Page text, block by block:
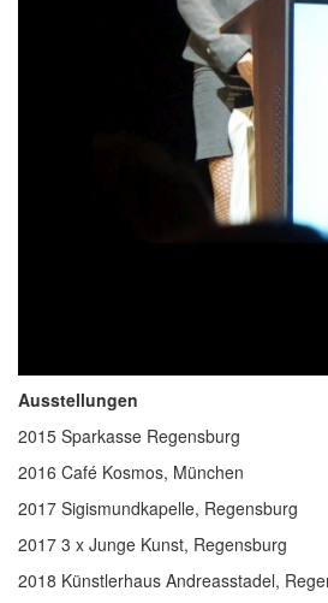
Ausstellungen
2015 Sparkasse Regensburg
2016 Café Kosmos, München
2017 Sigismundkapelle, Regensburg
2017 3 x Junge Kunst, Regensburg
2018 Künstlerhaus Andreasstadel,